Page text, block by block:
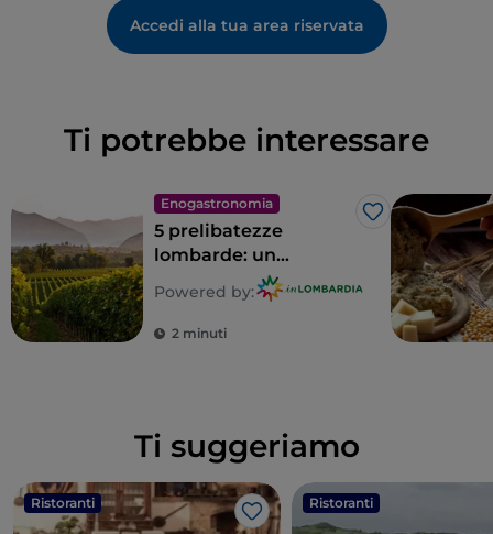
Accedi alla tua area riservata
Ti potrebbe interessare
Enogastronomia
Like
5 prelibatezze
lombarde: un
territorio tutto da
gustare
Powered by:
2 minuti
Ti suggeriamo
Ristoranti
Like
Ristoranti